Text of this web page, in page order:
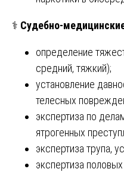
⚕️ Судебно-
определение
средний, тяжкий);
установление
телесных
экспертиза по
ятрогенных
экспертиза трупа,
экспертиза